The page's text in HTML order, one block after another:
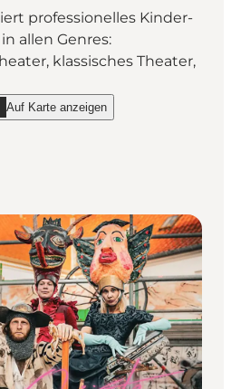
professionelles Kinder-
allen Genres:
klassisches Theater,
Teater"
Auf Karte anzeigen
Nørregaards Teater on_map